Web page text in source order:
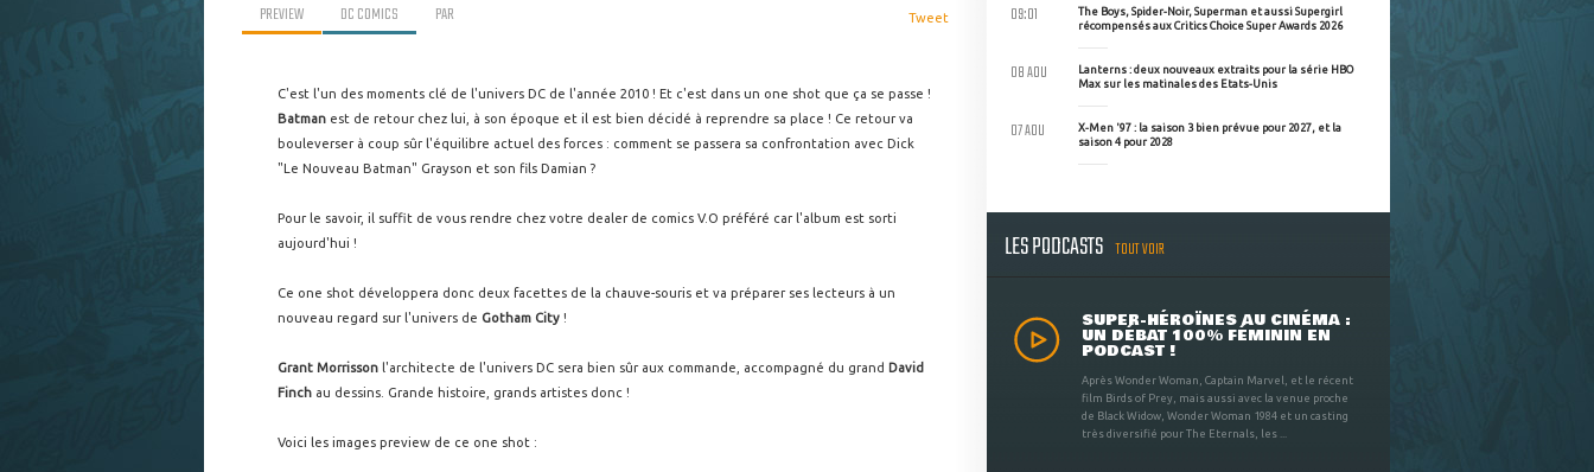
PREVIEW DC COMICS PAR Tweet
C'est l'un des moments clé de l'univers DC de l'année 2010 ! Et c'est dans un one shot que ça se passe !
Batman est de retour chez lui, à son époque et il est bien décidé à reprendre sa place ! Ce retour va
bouleverser à coup sûr l'équilibre actuel des forces : comment se passera sa confrontation avec Dick
"Le Nouveau Batman" Grayson et son fils Damian ?
Pour le savoir, il suffit de vous rendre chez votre dealer de comics V.O préféré car l'album est sorti
aujourd'hui !
Ce one shot développera donc deux facettes de la chauve-souris et va préparer ses lecteurs à un
nouveau regard sur l'univers de Gotham City !
Grant Morrisson l'architecte de l'univers DC sera bien sûr aux commande, accompagné du grand David
Finch au dessins. Grande histoire, grands artistes donc !
Voici les images preview de ce one shot :
The Boys, Spider-Noir, Superman et aussi Supergirl
récompensés aux Critics Choice Super Awards 2026
09:01
Lanterns : deux nouveaux extraits pour la série HBO
Max sur les matinales des Etats-Unis
08 AOU
X-Men '97 : la saison 3 bien prévue pour 2027, et la
saison 4 pour 2028
07 AOU
LES PODCASTS TOUT VOIR
SUPER-HÉROÏNES AU CINÉMA :
UN DÉBAT 100% FÉMININ EN
PODCAST !
Après Wonder Woman, Captain Marvel, et le récent
film Birds of Prey, mais aussi avec la venue proche
de Black Widow, Wonder Woman 1984 et un casting
très diversifié pour The Eternals, les ...